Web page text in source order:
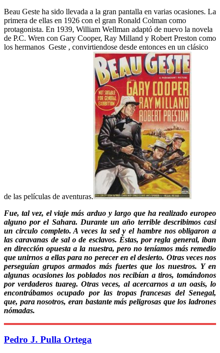
Beau Geste ha sido llevada a la gran pantalla en varias ocasiones. La
primera de ellas en 1926 con el gran Ronald Colman como
protagonista. En 1939, William Wellman adaptó de nuevo la novela
de P.C. Wren con Gary Cooper, Ray Milland y Robert Preston como
los hermanos Geste , convirtiendose desde entonces en un clásico
de las películas de aventuras.
Fue, tal vez, el viaje más arduo y largo que ha realizado europeo
alguno por el Sahara. Durante un año terrible describimos casi
un circulo completo. A veces la sed y el hambre nos obligaron a
las caravanas de sal o de esclavos. Éstas, por regla general, iban
en dirección opuesta a la nuestra, pero no teníamos más remedio
que unirnos a ellas para no perecer en el desierto. Otras veces nos
perseguían grupos armados más fuertes que los nuestros. Y en
algunas ocasiones los poblados nos recibían a tiros, tomándonos
por verdaderos tuareg. Otras veces, al acercarnos a un oasis, lo
encontrábamos ocupado por las tropas francesas del Senegal,
que, para nosotros, eran bastante más peligrosas que los ladrones
nómadas.
Pedro J. Pulla Ortega